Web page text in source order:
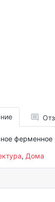
ферменное
, Дома